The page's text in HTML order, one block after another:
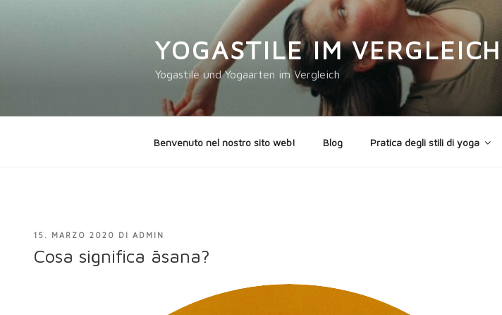
YOGASTILE IM VERGLEICH
Yogastile und Yogaarten im Vergleich
Benvenuto nel nostro sito web! Blog Pratica degli stili di yoga
PUBBLICATO
15. MARZO 2020 DI ADMIN
Cosa significa āsana?